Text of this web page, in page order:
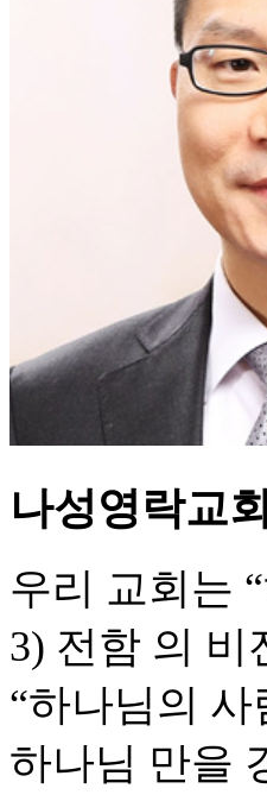
나성영락교회
우리 교회는
3) 전함 의 비
“하나님의
하나님 만을